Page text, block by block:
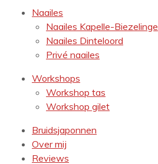
Naailes
Naailes Kapelle-Biezelinge
Naailes Dinteloord
Privé naailes
Workshops
Workshop tas
Workshop gilet
Bruidsjaponnen
Over mij
Reviews